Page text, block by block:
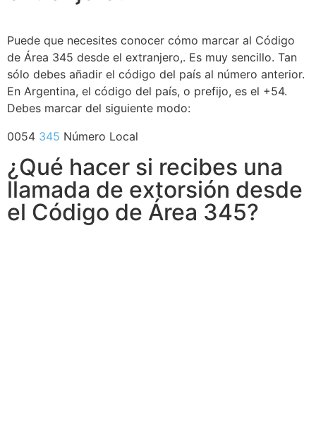
Puede que necesites conocer cómo marcar al Código
de Área 345 desde el extranjero,. Es muy sencillo. Tan
sólo debes añadir el código del país al número anterior.
En Argentina, el código del país, o prefijo, es el +54.
Debes marcar del siguiente modo:
0054 345 Número Local
¿Qué hacer si recibes una
llamada de extorsión desde
el Código de Área 345?